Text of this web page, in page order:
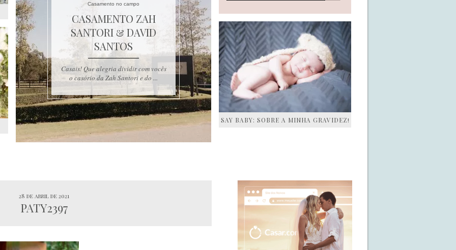
Casamento no campo
CASAMENTO ZAH
SANTORI & DAVID
SANTOS
Casais! Que alegria dividir com vocês
o casório da Zah Santori e do ...
SAY BABY: SOBRE A MINHA GRAVIDEZ!
28 de abril de 2021
PATY2397
SIDEBAR